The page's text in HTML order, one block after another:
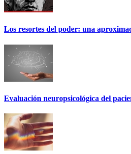
Los resortes del poder: una
Evaluación neuropsicológica del